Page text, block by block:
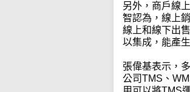
另外，商戶線
智認為，線上
線上和線下出
以集成，能產
張偉基表示，
公司TMS、